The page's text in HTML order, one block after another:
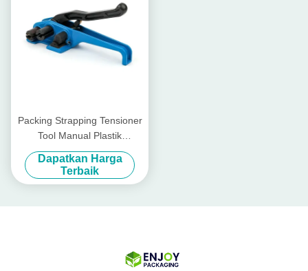
Packing Strapping Tensioner
Tool Manual Plastik
Polyester Cord Strapping
Tool
Dapatkan Harga
Terbaik